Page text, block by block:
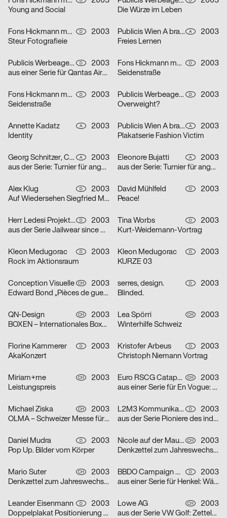
Young and Social
Die Würze im Leben
Fons Hickmann m23 D
2003
Steur Fotografieie
Publicis Wien A brand of Publicis Group Austria A
2003
Freies Lernen
Publicis Werbeagentur GmbH D
2003
aus einer Serie für Qantas Airways Limited: one-way
Fons Hickmann m23 D
2003
Seidenstraße
Fons Hickmann m23 D
2003
Seidenstraße
Publicis Werbeagentur GmbH D
2003
Overweight?
Annette Kadatz A
2003
Identity
Publicis Wien A brand of Publicis Group Austria A
2003
Plakatserie Fashion Victim
Georg Schnitzer, Christoph Priglinger, Oliver Laric A
2003
aus der Serie: Turnier für angewandten Fussball 3
Eleonore Bujatti A
2003
aus der Serie: Turnier für angewandten Fussball 3
Alex Klug D
2003
Auf Wiedersehen Siegfried Maser
David Mühlfeld D
2003
Peace!
Herr Ledesi Projekt- und Werbeagentur D
2003
aus der Serie Jailwear since 1898: HAEFTLING Tasche
Tina Worbs D
2003
Kurt-Weidemann-Vortrag
Kleon Medugorac D
2003
Rock im Aktionsraum
Kleon Medugorac D
2003
KURZE 03
Conception Visuelle CH
2003
Edward Bond „Pièces de guerre I-II“
serres, design. D
2003
Blinded.
QN-Design CH
2003
BOXEN – Internationales Boxmeeting
Lea Spörri CH
2003
Winterhilfe Schweiz
Florine Kammerer D
2003
AkaKonzert
Kristofer Arbeus D
2003
Christoph Niemann Vortrag
Miriam+me CH
2003
Leistungspreis
Euro RSCG Catapult AG Switzerland CH
2003
aus einer Serie für En Vogue: Fisch
Michael Ziska CH
2003
OLMA – Schweizer Messe für Land- und Milchwirtschaft 2003
L2M3 Kommunikationsdesign D
2003
aus der Serie Pioniere des industriellen Designs am Bodensee: Champs
Daniel Mudra D
2003
Pop Up. Bilder vom Körper
Nicole auf der Mauer CH
2003
Denkzettel zum Jahreswechsel: Mädchen
Mario Suter CH
2003
Denkzettel zum Jahreswechsel: Öl
BBDO Campaign GmbH Düsseldorf D
2003
aus einer Serie für Henkel: Wäscheklammern
Leander Eisenmann D
2003
Doppelplakat Positionierung – Design und Architektur, von der Ausbildung zum Beruf?
Lowe AG CH
2003
aus der Serie VW Golf: Zettelplakat